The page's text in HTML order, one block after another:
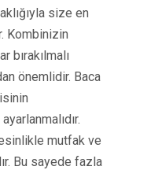
size en
Kombinizin
bırakılmalı
önemlidir. Baca
mutfak ve
Bu sayede fazla